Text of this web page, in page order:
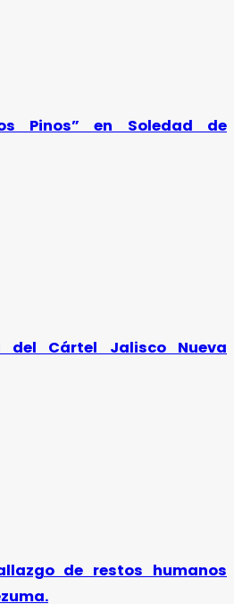
Pinos” en Soledad de
Cártel Jalisco Nueva
de restos humanos